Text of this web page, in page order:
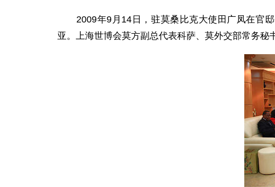
2009年9月14日，驻莫桑比克大使田广凤在官邸
亚。上海世博会莫方副总代表科萨、莫外交部常务秘